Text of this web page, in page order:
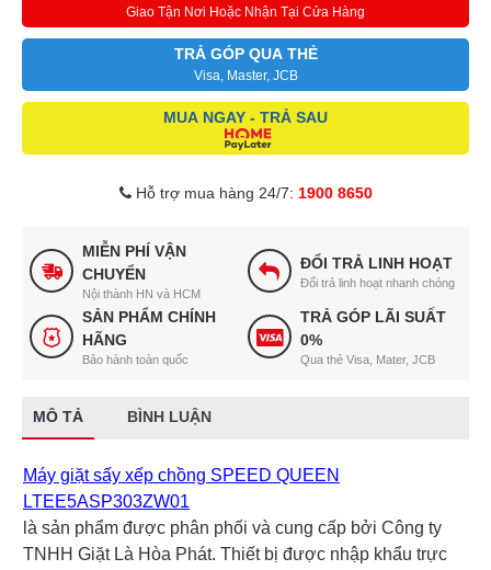
Giao Tận Nơi Hoặc Nhận Tại Cửa Hàng
TRẢ GÓP QUA THẺ
Visa, Master, JCB
MUA NGAY - TRẢ SAU
Hỗ trợ mua hàng 24/7: 1900 8650
MIỄN PHÍ VẬN
CHUYỂN
Nội thành HN và HCM
ĐỔI TRẢ LINH HOẠT
Đổi trả linh hoạt nhanh chóng
SẢN PHẨM CHÍNH
HÃNG
Bảo hành toàn quốc
TRẢ GÓP LÃI SUẤT
0%
Qua thẻ Visa, Mater, JCB
MÔ TẢ BÌNH LUẬN
Máy giặt sấy xếp chồng SPEED QUEEN
LTEE5ASP303ZW01
là sản phẩm được phân phối và cung cấp bởi Công ty
TNHH Giặt Là Hòa Phát. Thiết bị được nhập khẩu trực